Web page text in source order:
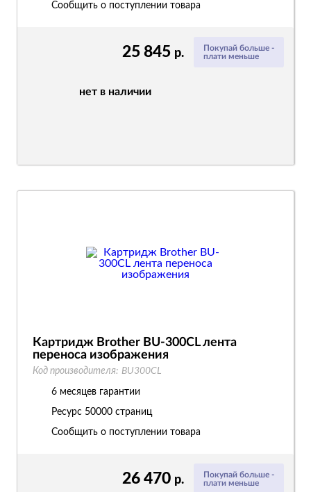
Покупай больше -
плати меньше
25 845 р.
нет в наличии
Сообщить о поступлении товара
Покупай больше -
плати меньше
26 470 р.
Картридж Brother BU-300CL лента
переноса изображения
Код производителя: BU300CL
6 месяцев гарантии
Ресурс 50000 страниц
Сообщить о поступлении товара